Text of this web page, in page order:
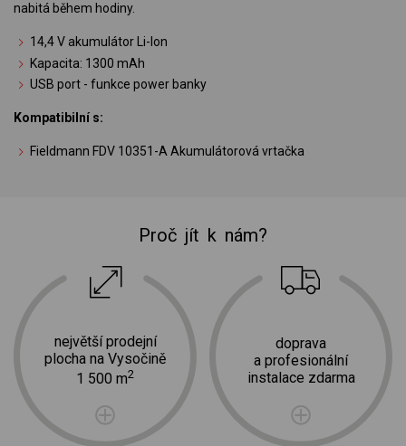
nabitá během hodiny.
14,4 V akumulátor Li-Ion
Kapacita: 1300 mAh
USB port - funkce power banky
Kompatibilní s:
Fieldmann FDV 10351-A Akumulátorová vrtačka
Proč jít k nám?
největší prodejní
plocha na Vysočině
1 500 m2
doprava
a profesionální
instalace zdarma